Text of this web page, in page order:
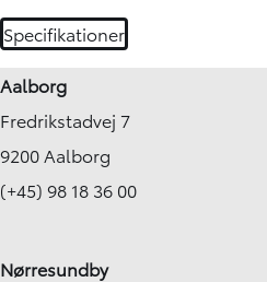
Specifikationer
Aalborg
Fredrikstadvej 7
9200 Aalborg
(+45) 98 18 36 00
Nørresundby